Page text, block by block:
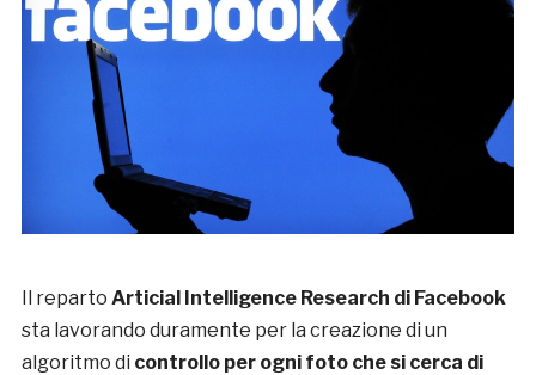
Il reparto Articial Intelligence Research di Facebook
sta lavorando duramente per la creazione di un
algoritmo di controllo per ogni foto che si cerca di